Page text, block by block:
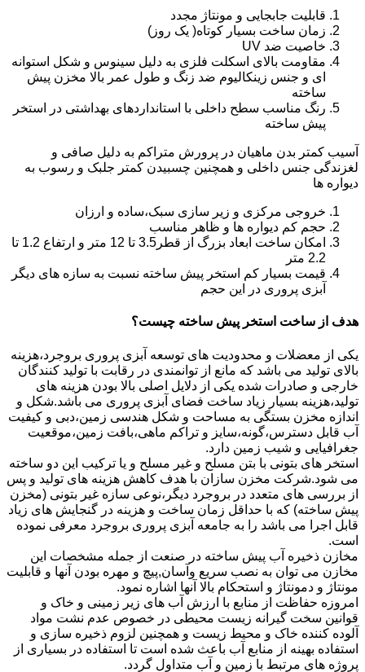
قابلیت جابجایی و مونتاژ مجدد
زمان ساخت بسیار کوتاه( یک روز)
خاصیت ضد UV
مقاومت بالای اسکلت فلزی به دلیل سینوس و شکل استوانه
ای و جنس زینکالیوم ضد زنگ و طول عمر بالا مخزن پیش
ساخته
رنگ مناسب سطح داخلی با استانداردهای بهداشتی در استخر
پیش ساخته
آسیب کمتر بدن ماهیان در پرورش متراکم به دلیل صافی و
لغزندگی جنس داخلی و همچنین چسبیدن کمتر جلبک و رسوب به
دیواره ها
خروجی مرکزی و زیر سازی سبک،ساده و ارزان
حجم کم دیواره ها و ظاهر مناسب
امکان ساخت ابعاد بزرگ از قطر3.5 تا 12 متر و ارتفاع 1.2 تا
2.2 متر
قیمت بسیار کم استخر پیش ساخته نسبت به سازه های دیگر
آبزی پروری در این حجم
هدف از ساخت استخر پیش ساخته چیست؟
یکی از معضلات و محدودیت های توسعه آبزی پروری بروجرد،هزینه
بالای تولید می باشد که مانع از توانمندی در رقابت با تولید کنندگان
خارجی و صادرات شده یکی از دلایل اصلی بالا بودن هزینه های
تولید،هزینه بسیار زیاد ساخت فضای آبزی پروری می باشد.شکل و
اندازه مخزن بستگی به مساحت و شکل هندسی زمین،دبی و کیفیت
آب قابل دسترس،گونه،سایز و تراکم ماهی،بافت زمین،موقعیت
جغرافیایی و شیب زمین دارد.
استخر های بتونی با بتن مسلح و غیر مسلح و یا ترکیب این دو ساخته
می شود.شرکت مخزن سازان با هدف کاهش هزینه های تولید و پس
از بررسی های متعدد در بروجرد دیگر،نوعی سازه غیر بتونی (مخزن
پیش ساخته) که با حداقل زمان ساخت و هزینه در گنجایش های زیاد
قابل اجرا می باشد را به جامعه آبزی پروری بروجرد معرفی نموده
است.
مخازن ذخیره آب پیش ساخته در صنعت از جمله مشخصات این
مخازن می توان به نصب سریع وآسان,پیچ و مهره بودن آنها و قابلیت
مونتاژ و دمونتاژ و استحکام بالا آنها اشاره نمود.
امروزه حفاظت از منابع با ارزش آب های زیر زمینی و خاک و
قوانین سخت گیرانه زیست محیطی در خصوص عدم نشت مواد
آلوده کننده خاک و محیط زیست و همچنین لزوم ذخیره سازی و
استفاده بهینه از منابع آب باعث شده است تا استفاده در بسیاری از
پروژه های مرتبط با زمین و آب متداول گردد.